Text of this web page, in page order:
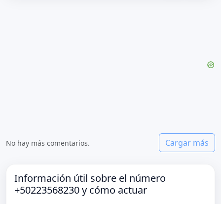
No hay más comentarios. Cargar más
Información útil sobre el número
+50223568230 y cómo actuar